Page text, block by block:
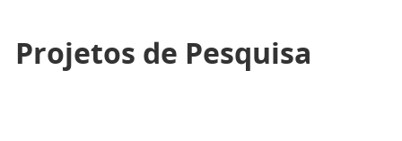
Projetos de Pesquisa